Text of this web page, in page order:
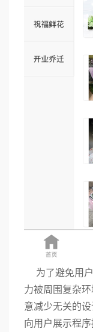
为了避免用
力被周围复杂
意减少无关的
向用户展示程